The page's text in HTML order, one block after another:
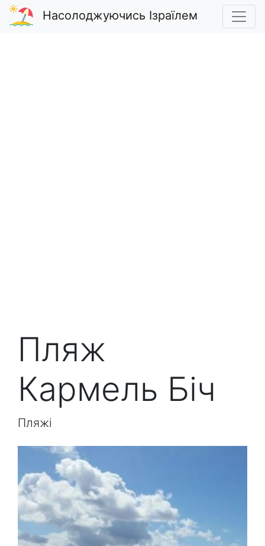
Насолоджуючись Ізраїлем
Пляж
Кармель Біч
Пляжі